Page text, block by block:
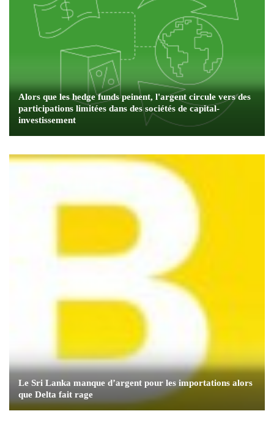
Alors que les hedge funds peinent, l'argent circule vers des
participations limitées dans des sociétés de capital-
investissement
Le Sri Lanka manque d’argent pour les importations alors
que Delta fait rage